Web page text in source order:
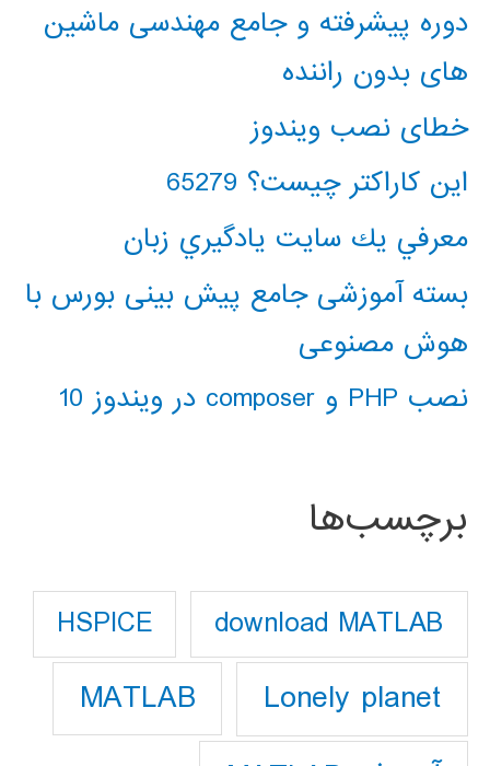
دوره پیشرفته و جامع مهندسی ماشین
های بدون راننده
خطای نصب ویندوز
این کاراکتر چیست؟ 65279
معرفي يك سايت يادگيري زبان
بسته آموزشی جامع پیش بینی بورس با
هوش مصنوعی
نصب PHP و composer در ویندوز 10
برچسب‌ها
download MATLAB
HSPICE
Lonely planet
MATLAB